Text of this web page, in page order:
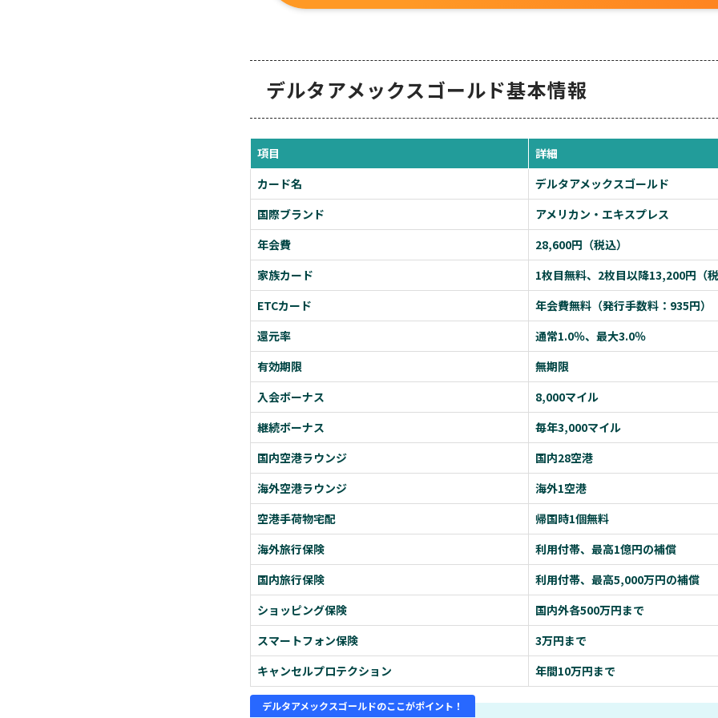
デルタアメックスゴールド基本情報
項目
詳細
カード名
デルタアメックスゴールド
国際ブランド
アメリカン・エキスプレス
年会費
28,600円（税込）
家族カード
1枚目無料、2枚目以降13,200円（
ETCカード
年会費無料（発行手数料：935円）
還元率
通常1.0％、最大3.0％
有効期限
無期限
入会ボーナス
8,000マイル
継続ボーナス
毎年3,000マイル
国内空港ラウンジ
国内28空港
海外空港ラウンジ
海外1空港
空港手荷物宅配
帰国時1個無料
海外旅行保険
利用付帯、最高1億円の補償
国内旅行保険
利用付帯、最高5,000万円の補償
ショッピング保険
国内外各500万円まで
スマートフォン保険
3万円まで
キャンセルプロテクション
年間10万円まで
デルタアメックスゴールドのここがポイント！